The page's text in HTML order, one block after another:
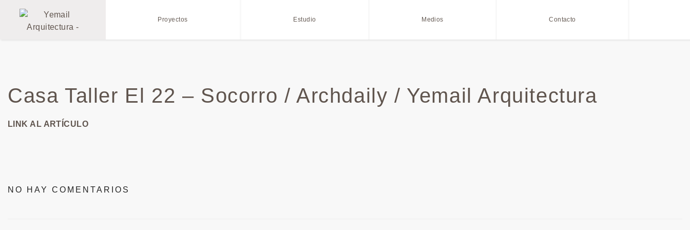
Proyectos Estudio Medios Contacto
Casa Taller El 22 – Socorro / Archdaily / Yemail Arquitectura
LINK AL ARTÍCULO
NO HAY COMENTARIOS